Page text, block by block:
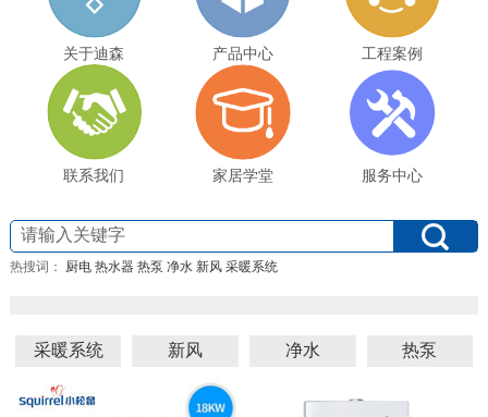
关于迪森 产品中心 工程案例
联系我们 家居学堂 服务中心
热搜词： 厨电 热水器 热泵 净水 新风 采暖系统
采暖系统 新风 净水 热泵